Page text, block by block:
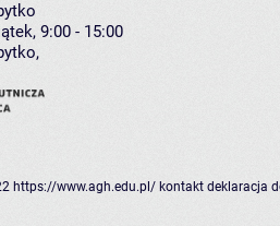
9:00 - 15:00
,
https://www.agh.edu.pl/ kontakt deklaracja